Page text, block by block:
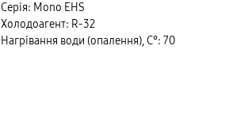
Серія: Mono EHS
Холодоагент: R-32
Нагрівання води (опалення), С°: 70